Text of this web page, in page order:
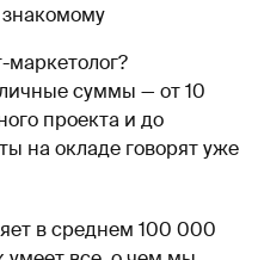
знакомому
маркетолог?
суммы — от 10
проекта и до
на окладе говорят уже
в среднем 100 000